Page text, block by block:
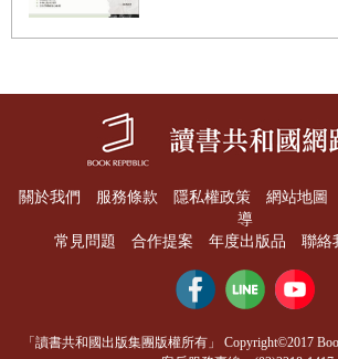
一開始可能分不清「思考」及「懷疑」。舉個例
東西是一艘船」。為了協助學生釐清「思考」及
訴學生，懷疑就是提出更大的問題，使我們超越
究這個圖像／物件所引發的爭論及想法。
然後再進入下一道步驟。如此一來，班上同學就
關於我們 服務條款 隱私權政策 網站地圖
導
常見問題
合作提案 年度出版品 聯絡
「讀書共和國出版集團版權所有」 Copyright©2017